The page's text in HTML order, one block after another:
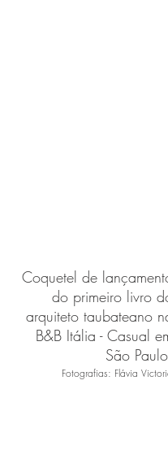
Coquetel de
do primeiro livro
arquiteto taubateano
B&B Itália - Casual
São
Fotografias: Flávia